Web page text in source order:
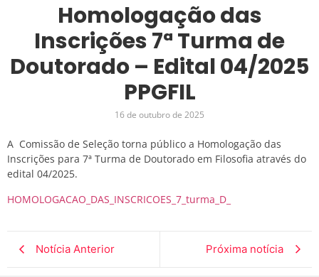
Homologação das
Inscrições 7ª Turma de
Doutorado – Edital 04/2025
PPGFIL
16 de outubro de 2025
A Comissão de Seleção torna público a Homologação das
Inscrições para 7ª Turma de Doutorado em Filosofia através do
edital 04/2025.
HOMOLOGACAO_DAS_INSCRICOES_7_turma_D_
Notícia Anterior Próxima notícia